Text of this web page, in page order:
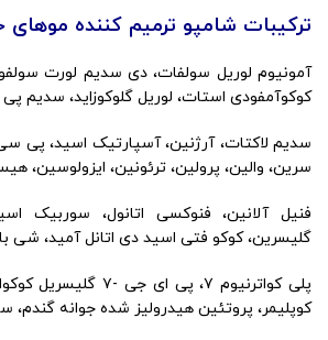
ترکیبات شامپو ترمیم کننده
آمونیوم لوریل سولفات، دی سدیم لورت
کوکوآمفودی استات، لوریل گلوکوزاید، سدیم
سدیم لاکتات، آرژنین، آسپارتیک اسید، پی سی
سرین، والین، پرولین، ترئونین، ایزولوسین،
فنیل آلانین، فنوکسی اتانول، سوربیک
گلیسرین، کوکو فتی اسید دی اتانل آمید، شی
پلی کواترنیوم ۷، پی ای
کوپلیمر، پروتئین هیدرولیز شده جوانه گندم،